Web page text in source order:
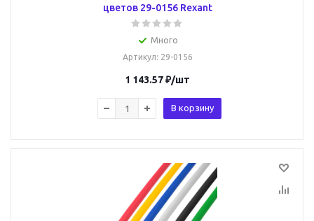
цветов 29-0156 Rexant
Много
Артикул: 29-0156
1 143.57₽/шт
В корзину